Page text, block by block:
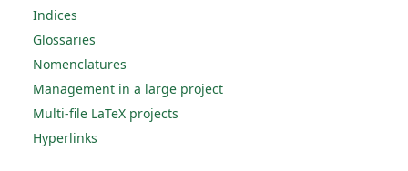
Indices
Glossaries
Nomenclatures
Management in a large project
Multi-file LaTeX projects
Hyperlinks